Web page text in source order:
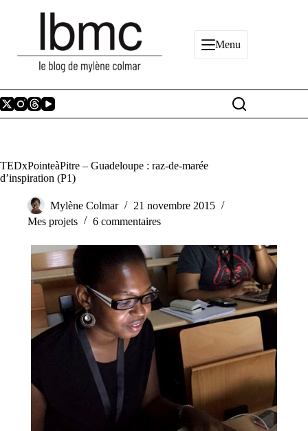
Menu
TEDxPointeàPitre – Guadeloupe : raz-de-marée
d’inspiration (P1)
Mylène Colmar
21 novembre 2015
Mes projets
6 commentaires